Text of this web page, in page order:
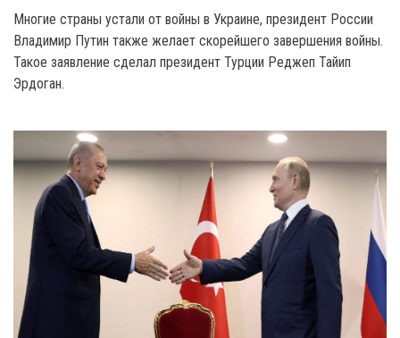
Многие страны устали от войны в Украине, президент России
Владимир Путин также желает скорейшего завершения войны.
Такое заявление сделал президент Турции Реджеп Тайип
Эрдоган.